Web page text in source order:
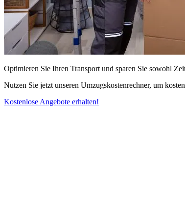
Optimieren Sie Ihren Transport und sparen Sie sowohl
Nutzen Sie jetzt unseren Umzugskostenrechner, um
Kostenlose Angebote erhalten!